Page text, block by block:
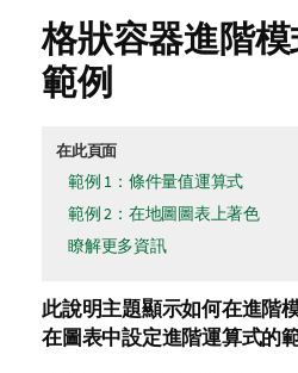
格狀容器進階
範例
在此頁面
範例 1：條件量值運算式
範例 2：在地圖圖表上著色
瞭解更多資訊
此說明主題顯示如何在進階
在圖表中設定進階運算式的範